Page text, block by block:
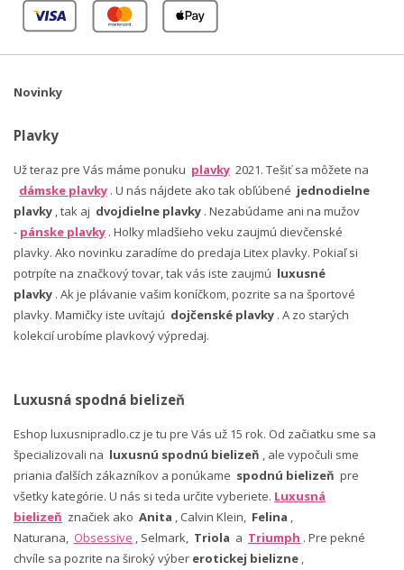
Novinky
Plavky
Už teraz pre Vás máme ponuku plavky 2021. Tešiť sa môžete na
dámske plavky . U nás nájdete ako tak obľúbené jednodielne
plavky , tak aj dvojdielne plavky . Nezabúdame ani na mužov
- pánske plavky . Holky mladšieho veku zaujmú dievčenské
plavky. Ako novinku zaradíme do predaja Litex plavky. Pokiaľ si
potrpíte na značkový tovar, tak vás iste zaujmú luxusné
plavky . Ak je plávanie vašim koníčkom, pozrite sa na športové
plavky. Mamičky iste uvítajú dojčenské plavky . A zo starých
kolekcií urobíme plavkový výpredaj.
Luxusná spodná bielizeň
Eshop luxusnipradlo.cz je tu pre Vás už 15 rok. Od začiatku sme sa
špecializovali na luxusnú spodnú bielizeň , ale vypočuli sme
priania ďalších zákazníkov a ponúkame spodnú bielizeň pre
všetky kategórie. U nás si teda určite vyberiete. Luxusná
bielizeň značiek ako Anita , Calvin Klein, Felina ,
Naturana, Obsessive , Selmark, Triola a Triumph . Pre pekné
chvíle sa pozrite na široký výber erotickej bielizne ,